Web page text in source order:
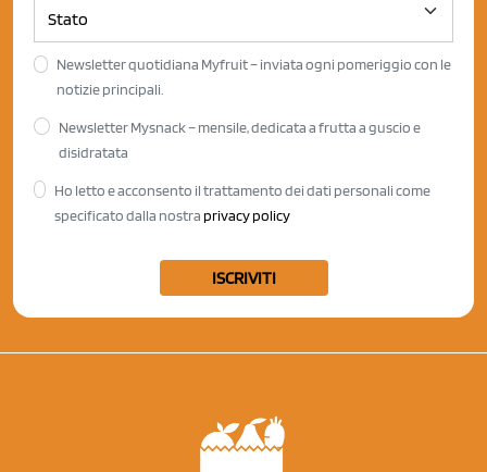
Newsletter quotidiana Myfruit – inviata ogni pomeriggio con le
notizie principali.
Newsletter Mysnack – mensile, dedicata a frutta a guscio e
disidratata
Ho letto e acconsento il trattamento dei dati personali come
specificato dalla nostra privacy policy
ISCRIVITI